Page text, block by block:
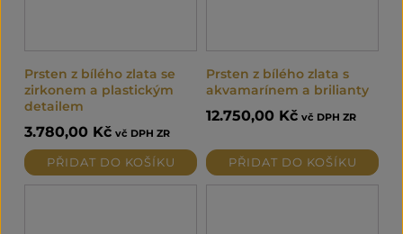
Prsten z bílého zlata se
zirkonem a plastickým
detailem
3.780,00 Kč vč DPH ZR
PŘIDAT DO KOŠÍKU
Prsten z bílého zlata s
akvamarínem a brilianty
12.750,00 Kč vč DPH ZR
PŘIDAT DO KOŠÍKU